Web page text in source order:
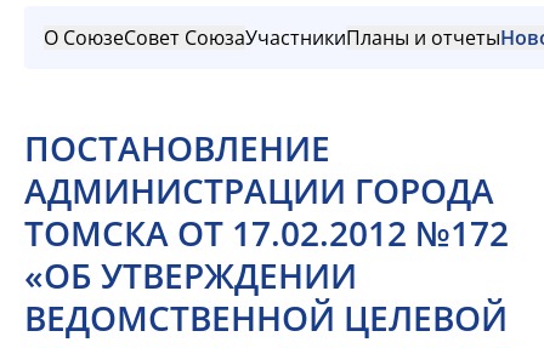
О СоюзеСовет СоюзаУчастникиПланы и отчеты
ПОСТАНОВЛЕНИЕ
АДМИНИСТРАЦИИ ГОРОДА
ТОМСКА ОТ 17.02.2012 №172
«ОБ УТВЕРЖДЕНИИ
ВЕДОМСТВЕННОЙ ЦЕЛЕВОЙ